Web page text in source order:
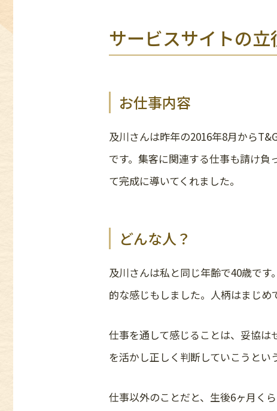
サービスサイトの
お仕事内容
及川さんは昨年の2016年8月から
です。集客に関連する仕事も請け
て完成に導いてくれました。
どんな人？
及川さんは私と同じ年齢で40歳で
的な感じもしました。人柄はまじめ
仕事を通して感じることは、妥協
を活かし正しく判断していこうと
仕事以外のことだと、生後6ヶ月く